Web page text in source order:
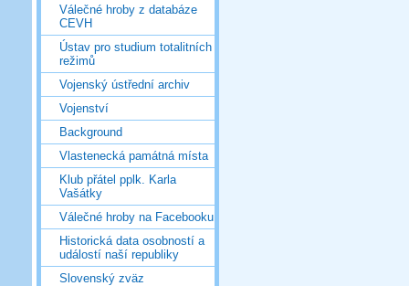
Válečné hroby z databáze
CEVH
Ústav pro studium totalitních
režimů
Vojenský ústřední archiv
Vojenství
Background
Vlastenecká památná místa
Klub přátel pplk. Karla
Vašátky
Válečné hroby na Facebooku
Historická data osobností a
událostí naší republiky
Slovenský zväz